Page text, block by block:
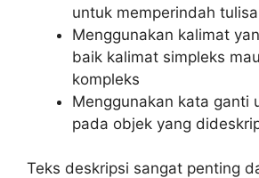
untuk memperindah
Menggunakan kalimat
baik kalimat simpleks
kompleks
Menggunakan kata ganti
pada objek yang
Teks deskripsi sangat penting